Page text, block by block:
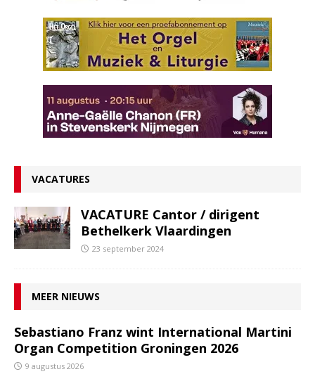
VACATURES
VACATURE Cantor / dirigent
Bethelkerk Vlaardingen
23 september 2024
MEER NIEUWS
Sebastiano Franz wint International Martini
Organ Competition Groningen 2026
9 augustus 2026